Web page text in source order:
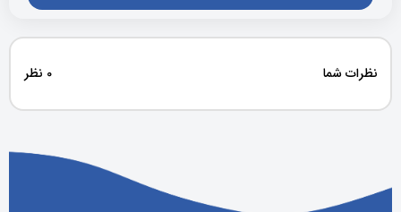
نظرات شما 0 نظر